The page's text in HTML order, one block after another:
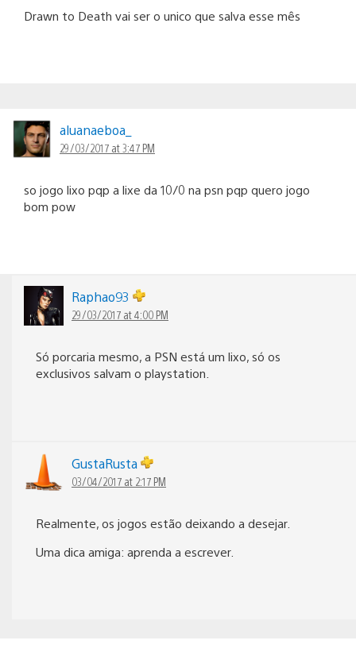
Drawn to Death vai ser o unico que salva esse mês
aluanaeboa_
29/03/2017 at 3:47 PM
so jogo lixo pqp a lixe da 10/0 na psn pqp quero jogo
bom pow
Raphao93
29/03/2017 at 4:00 PM
Só porcaria mesmo, a PSN está um lixo, só os
exclusivos salvam o playstation.
GustaRusta
03/04/2017 at 2:17 PM
Realmente, os jogos estão deixando a desejar.
Uma dica amiga: aprenda a escrever.